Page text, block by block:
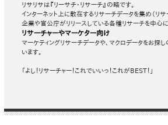
リサリサは『リーサチ・リサーチ』の略です。
インターネット上に散在するリサーチデータを集め（リ
企業や官公庁がリリースしている各種リサーチを中心
リサーチャーやマーケター向け
マーケティングリサーチデータや、マクロデータをお探
います。
「よし！リサーチャー！これでいいっ！これがBEST！」